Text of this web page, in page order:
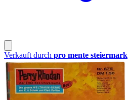
Verkauft durch pro mente steiermark